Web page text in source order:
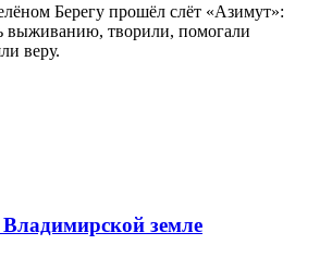
Берегу прошёл слёт «Азимут»:
выживанию, творили, помогали
веру.
земле